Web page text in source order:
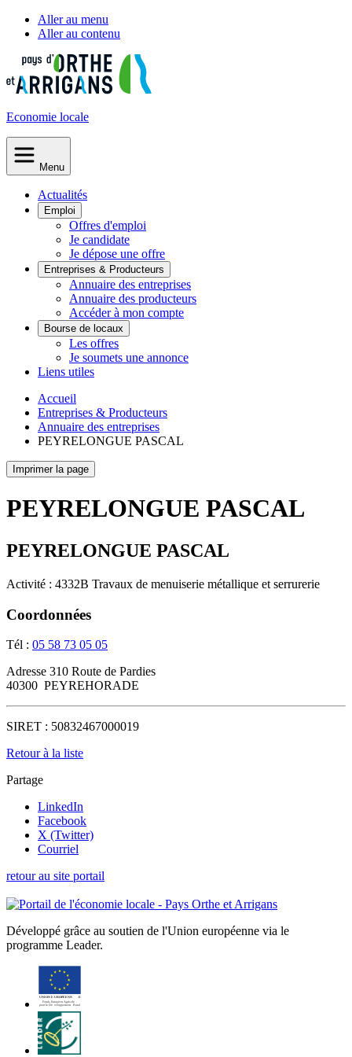
Aller au menu
Aller au contenu
Economie locale
Menu
Actualités
Emploi
Offres d'emploi
Je candidate
Je dépose une offre
Entreprises & Producteurs
Annuaire des entreprises
Annuaire des producteurs
Accéder à mon compte
Bourse de locaux
Les offres
Je soumets une annonce
Liens utiles
Accueil
Entreprises & Producteurs
Annuaire des entreprises
PEYRELONGUE PASCAL
Imprimer la page
PEYRELONGUE PASCAL
PEYRELONGUE PASCAL
Activité : 4332B Travaux de menuiserie métallique et serrurerie
Coordonnées
Tél : 05 58 73 05 05
Adresse 310 Route de Pardies
40300 PEYREHORADE
SIRET : 50832467000019
Retour à la liste
Partage
LinkedIn
Facebook
X (Twitter)
Courriel
retour au site portail
Développé grâce au soutien de l'Union européenne via le
programme Leader.